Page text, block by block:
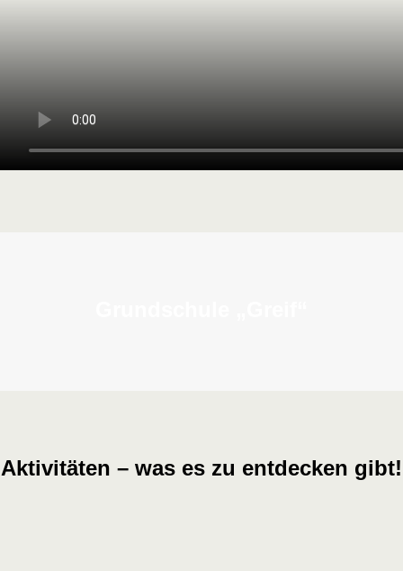
Aktivitäten – was es zu entdecken gibt!